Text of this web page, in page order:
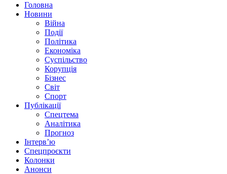
Головна
Новини
Війна
Події
Політика
Економіка
Суспільство
Корупція
Бізнес
Світ
Спорт
Публікації
Спецтема
Аналітика
Прогноз
Інтерв’ю
Спецпроєкти
Колонки
Анонси